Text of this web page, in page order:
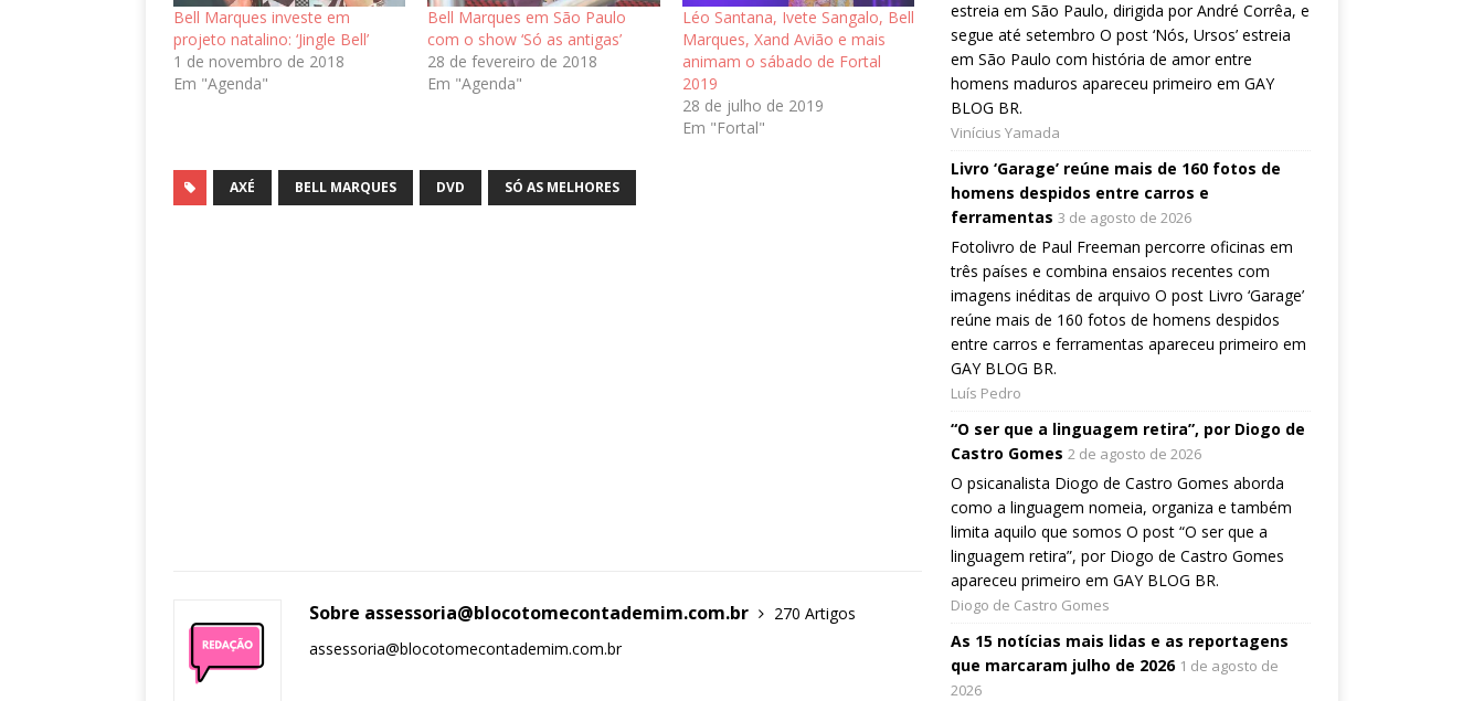
Bell Marques investe em
projeto natalino: ‘Jingle Bell’
1 de novembro de 2018
Em "Agenda"
Bell Marques em São Paulo
com o show ‘Só as antigas’
28 de fevereiro de 2018
Em "Agenda"
Léo Santana, Ivete Sangalo, Bell
Marques, Xand Avião e mais
animam o sábado de Fortal
2019
28 de julho de 2019
Em "Fortal"
AXÉ BELL MARQUES DVD SÓ AS MELHORES
Sobre assessoria@blocotomecontademim.com.br
270 Artigos
assessoria@blocotomecontademim.com.br
estreia em São Paulo, dirigida por André Corrêa, e
segue até setembro O post ‘Nós, Ursos’ estreia
em São Paulo com história de amor entre
homens maduros apareceu primeiro em GAY
BLOG BR.
Vinícius Yamada
Livro ‘Garage’ reúne mais de 160 fotos de
homens despidos entre carros e
ferramentas 3 de agosto de 2026
Fotolivro de Paul Freeman percorre oficinas em
três países e combina ensaios recentes com
imagens inéditas de arquivo O post Livro ‘Garage’
reúne mais de 160 fotos de homens despidos
entre carros e ferramentas apareceu primeiro em
GAY BLOG BR.
Luís Pedro
“O ser que a linguagem retira”, por Diogo de
Castro Gomes 2 de agosto de 2026
O psicanalista Diogo de Castro Gomes aborda
como a linguagem nomeia, organiza e também
limita aquilo que somos O post “O ser que a
linguagem retira”, por Diogo de Castro Gomes
apareceu primeiro em GAY BLOG BR.
Diogo de Castro Gomes
As 15 notícias mais lidas e as reportagens
que marcaram julho de 2026 1 de agosto de
2026